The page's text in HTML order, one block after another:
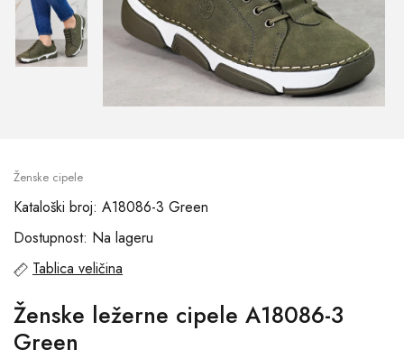
Ženske cipele
Kataloški broj: A18086-3 Green
Dostupnost: Na lageru
Tablica veličina
Ženske ležerne cipele A18086-3
Green